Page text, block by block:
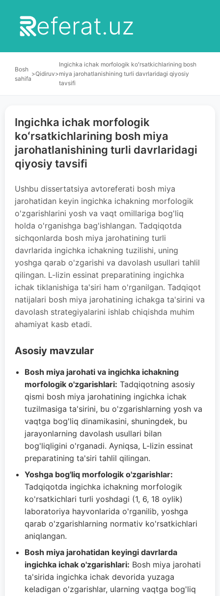
eferat.uz
Bosh
sahifa
>Qidiruv>
Ingichka ichak morfologik koʻrsatkichlarining bosh
miya jarohatlanishining turli davrlaridagi qiyosiy
tavsifi
Ingichka ichak morfologik
koʻrsatkichlarining bosh miya
jarohatlanishining turli davrlaridagi
qiyosiy tavsifi
Ushbu dissertatsiya avtoreferati bosh miya
jarohatidan keyin ingichka ichakning morfologik
o'zgarishlarini yosh va vaqt omillariga bog'liq
holda o'rganishga bag'ishlangan. Tadqiqotda
sichqonlarda bosh miya jarohatining turli
davrlarida ingichka ichakning tuzilishi, uning
yoshga qarab o'zgarishi va davolash usullari tahlil
qilingan. L-lizin essinat preparatining ingichka
ichak tiklanishiga ta'siri ham o'rganilgan. Tadqiqot
natijalari bosh miya jarohatining ichakga ta'sirini va
davolash strategiyalarini ishlab chiqishda muhim
ahamiyat kasb etadi.
Asosiy mavzular
Bosh miya jarohati va ingichka ichakning
morfologik o'zgarishlari: Tadqiqotning asosiy
qismi bosh miya jarohatining ingichka ichak
tuzilmasiga ta'sirini, bu o'zgarishlarning yosh va
vaqtga bog'liq dinamikasini, shuningdek, bu
jarayonlarning davolash usullari bilan
bog'liqligini o'rganadi. Ayniqsa, L-lizin essinat
preparatining ta'siri tahlil qilingan.
Yoshga bog'liq morfologik o'zgarishlar:
Tadqiqotda ingichka ichakning morfologik
ko'rsatkichlari turli yoshdagi (1, 6, 18 oylik)
laboratoriya hayvonlarida o'rganilib, yoshga
qarab o'zgarishlarning normativ ko'rsatkichlari
aniqlangan.
Bosh miya jarohatidan keyingi davrlarda
ingichka ichak o'zgarishlari: Bosh miya jarohati
ta'sirida ingichka ichak devorida yuzaga
keladigan o'zgarishlar, ularning vaqtga bog'liq